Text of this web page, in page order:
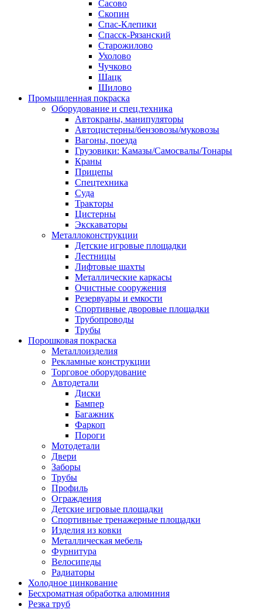
Сасово
Скопин
Спас-Клепики
Спасск-Рязанский
Старожилово
Ухолово
Чучково
Шацк
Шилово
Промышленная покраска
Оборудование и спец.техника
Автокраны, манипуляторы
Автоцистерны/бензовозы/муковозы
Вагоны, поезда
Грузовики: Камазы/Самосвалы/Тонары
Краны
Прицепы
Спецтехника
Суда
Тракторы
Цистерны
Экскаваторы
Металлоконструкции
Детские игровые площадки
Лестницы
Лифтовые шахты
Металлические каркасы
Очистные сооружения
Резервуары и емкости
Спортивные дворовые площадки
Трубопроводы
Трубы
Порошковая покраска
Металлоизделия
Рекламные конструкции
Торговое оборудование
Автодетали
Диски
Бампер
Багажник
Фаркоп
Пороги
Мотодетали
Двери
Заборы
Трубы
Профиль
Ограждения
Детские игровые площадки
Спортивные тренажерные площадки
Изделия из ковки
Металлическая мебель
Фурнитура
Велосипеды
Радиаторы
Холодное цинкование
Бесхроматная обработка алюминия
Резка труб